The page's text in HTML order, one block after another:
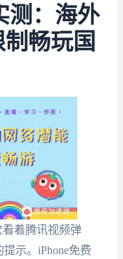
测：海外
畅玩国
着腾讯视频弹
示。iPhone免费